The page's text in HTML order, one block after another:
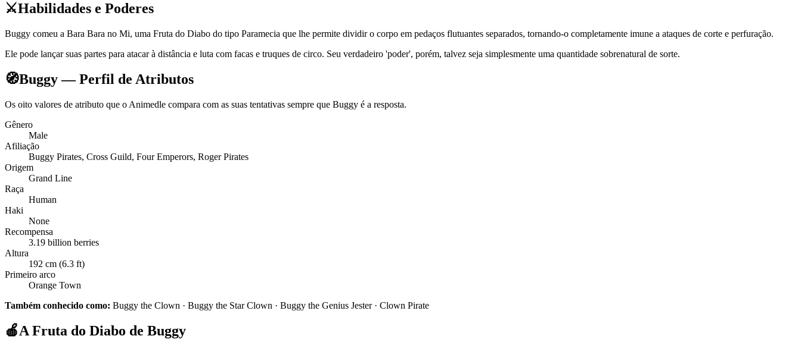
⚔️Habilidades e Poderes
Buggy comeu a Bara Bara no Mi, uma Fruta do Diabo do tipo Paramecia que lhe permite dividir o corpo em pedaços flutuantes separados, tornando-o completamente imune a ataques de corte e perfuração.
Ele pode lançar suas partes para atacar à distância e luta com facas e truques de circo. Seu verdadeiro 'poder', porém, talvez seja simplesmente uma quantidade sobrenatural de sorte.
🧭Buggy — Perfil de Atributos
Os oito valores de atributo que o Animedle compara com as suas tentativas sempre que Buggy é a resposta.
Gênero
Male
Afiliação
Buggy Pirates, Cross Guild, Four Emperors, Roger Pirates
Origem
Grand Line
Raça
Human
Haki
None
Recompensa
3.19 billion berries
Altura
192 cm (6.3 ft)
Primeiro arco
Orange Town
Também conhecido como: Buggy the Clown · Buggy the Star Clown · Buggy the Genius Jester · Clown Pirate
🍎A Fruta do Diabo de Buggy